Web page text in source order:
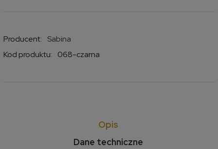
Producent:
Sabina
Kod produktu:
068-czarna
Opis
Dane techniczne